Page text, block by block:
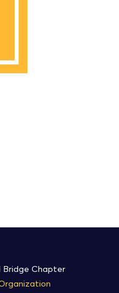
Bridge Chapter